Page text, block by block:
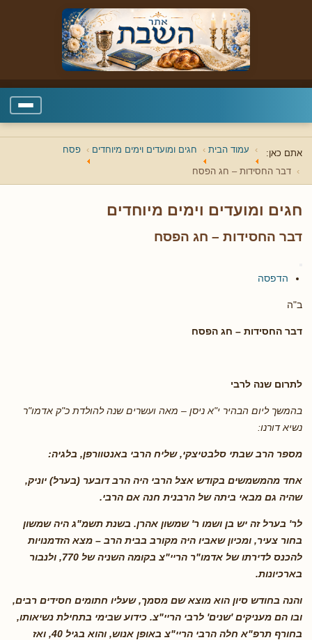
אתם כאן: עמוד הבית חגים ומועדים וימים מיוחדים פסח
דבר החסידות – חג הפסח
חגים ומועדים וימים מיוחדים
דבר החסידות – חג הפסח
הדפסה
ב"ה
דבר החסידות – חג הפסח
לתרום שנה לרבי
בהמשך ליום הבהיר י"א ניסן – מאה ועשרים שנה להולדת כ"ק אדמו"ר
נשיא דורנו:
מספר הרב שבתי סלבטיצקי, שליח הרבי באנטוורפן, בלגיה:
אחד מהמשמשים בקודש אצל הרבי היה הרב דובער (בערל) יוניק,
שהיה גם מבאי ביתה של הרבנית חנה אם הרבי.
לר' בערל זה יש בן ושמו ר' שמשון אהרן. בשנת תשמ"ג היה שמשון
בחור צעיר, ומכיון שאביו היה מקורב בבית הרב – מצא הזדמנויות
להכנס לדירתו של אדמו"ר הריי"צ בקומה השניה של 770, ולנבור
בארכיונות.
והנה בחודש סיון הוא מוצא שם מסמך, שעליו חתומים חסידים רבים,
ובו הם מעניקים 'שנים' לרבי הריי"צ. כידוע שבימי בתחילת נשיאותו,
בחורף תרפ"א חלה הרבי הריי"צ באופן אנוש, והוא בגיל 40, ואז